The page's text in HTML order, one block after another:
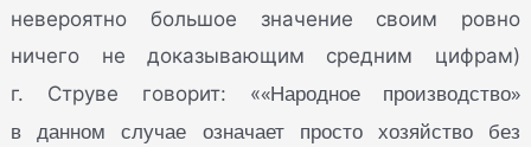
невероятно большое значение своим ровно
ничего не доказывающим средним цифрам)
г. Струве говорит: ««Народное производство»
в данном случае означает просто хозяйство без